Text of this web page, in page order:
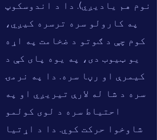
نوم هم یادیږي). دا د اندوسکوپ
په کارولو سره ترسره کیږي،
کوم چې د ګوتو د ضخامت په اړه
یو ټیوب دی، په یوه پای کې د
کیمرې او رڼا سره. دا په نرمۍ
سره د شا له لارې تیریږي او په
احتیاط سره د لوی کولمو
شاوخوا حرکت کوي. دا د اړتیا